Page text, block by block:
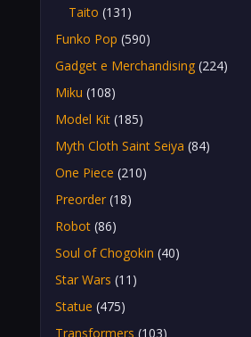
Taito (131)
Funko Pop (590)
Gadget e Merchandising (224)
Miku (108)
Model Kit (185)
Myth Cloth Saint Seiya (84)
One Piece (210)
Preorder (18)
Robot (86)
Soul of Chogokin (40)
Star Wars (11)
Statue (475)
Transformers (103)